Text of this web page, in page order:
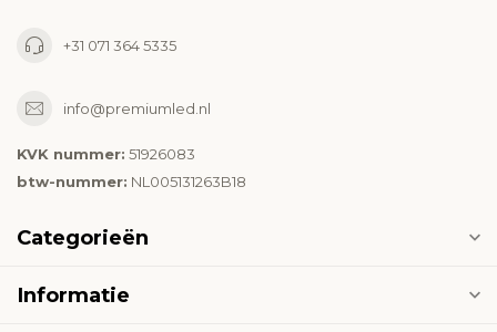
+31 071 364 5335
info@premiumled.nl
KVK nummer: 51926083
btw-nummer: NL005131263B18
Categorieën
Informatie